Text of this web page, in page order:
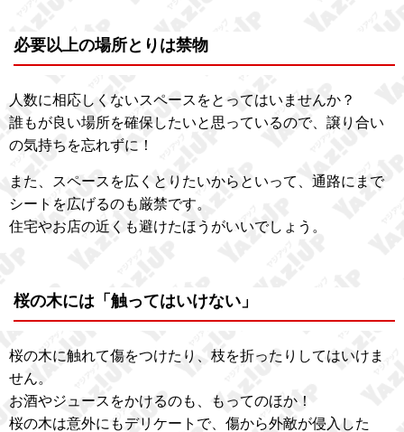
必要以上の場所とりは禁物
人数に相応しくないスペースをとってはいませんか？
誰もが良い場所を確保したいと思っているので、譲り合い
の気持ちを忘れずに！
また、スペースを広くとりたいからといって、通路にまで
シートを広げるのも厳禁です。
住宅やお店の近くも避けたほうがいいでしょう。
桜の木には「触ってはいけない」
桜の木に触れて傷をつけたり、枝を折ったりしてはいけま
せん。
お酒やジュースをかけるのも、もってのほか！
桜の木は意外にもデリケートで、傷から外敵が侵入した